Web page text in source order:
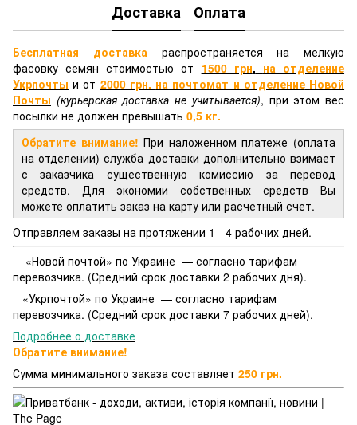
Доставка Оплата
Бесплатная доставка распространяется на мелкую
фасовку семян стоимостью от 1500 грн. на отделение
Укрпочты и от 2000 грн. на почтомат и отделение Новой
Почты (курьерская доставка не учитывается), при этом вес
посылки не должен превышать 0,5 кг.
Обратите внимание!При наложенном платеже (оплата
на отделении) служба доставки дополнительно взимает
с заказчика существенную комиссию за перевод
средств. Для экономии собственных средств Вы
можете оплатить заказ на карту или расчетный счет.
Отправляем заказы на протяжении 1 - 4 рабочих дней.
«Новой почтой» по Украине — согласно тарифам
перевозчика. (Средний срок доставки 2 рабочих дня).
«Укрпочтой» по Украине — согласно тарифам
перевозчика. (Средний срок доставки 7 рабочих дней).
Подробнее о доставке
Обратите внимание!
Сумма минимального заказа составляет 250 грн.